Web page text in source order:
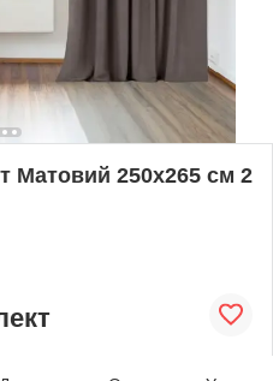
Матовий 250х265 см 2